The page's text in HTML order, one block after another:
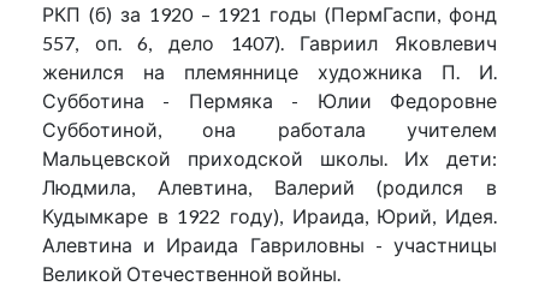
РКП (б) за 1920 – 1921 годы (ПермГаспи, фонд
557, оп. 6, дело 1407). Гавриил Яковлевич
женился на племяннице художника П. И.
Субботина - Пермяка - Юлии Федоровне
Субботиной, она работала учителем
Мальцевской приходской школы. Их дети:
Людмила, Алевтина, Валерий (родился в
Кудымкаре в 1922 году), Ираида, Юрий, Идея.
Алевтина и Ираида Гавриловны - участницы
Великой Отечественной войны.